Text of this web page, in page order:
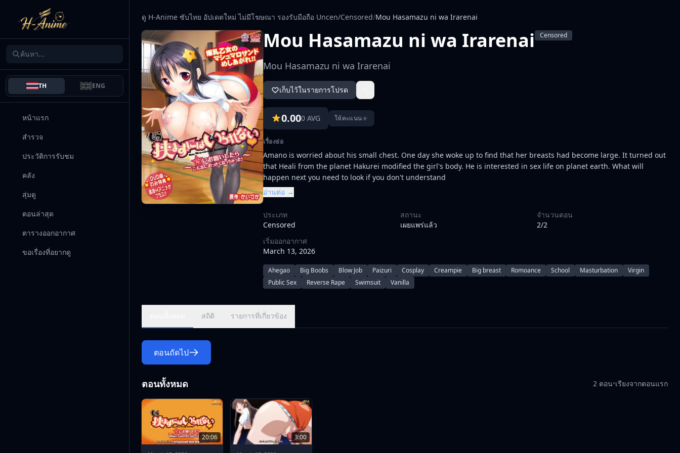
TH ENG
หน้าแรก
สำรวจ
ประวัติการรับชม
คลัง
สุ่มดู
ตอนล่าสุด
ตารางออกอากาศ
ขอเรื่องที่อยากดู
ดู H-Anime ซับไทย อัปเดตใหม่ ไม่มีโฆษณา รองรับมือถือ Uncen/Censored/Mou Hasamazu ni wa Irarenai
Mou Hasamazu ni wa Irarenai Censored
Mou Hasamazu ni wa Irarenai
เก็บไว้ในรายการโปรด
0.000 AVG ให้คะแนน★
เรื่องย่อ
Amano is worried about his small chest. One day she woke up to find that her breasts had become large. It turned out
that Heali from the planet Hakurei modified the girl's body. He is interested in sex life on planet earth. What will
happen next you need to look if you don't understand
อ่านต่อ →
ประเภท
Censored
สถานะ
เผยแพร่แล้ว
จำนวนตอน
2/2
เริ่มออกอากาศ
March 13, 2026
Ahegao Big Boobs Blow Job Paizuri Cosplay Creampie Big breast Romoance School Masturbation
Virgin
Public Sex
Reverse Rape Swimsuit Vanilla
สถิติ รายการที่เกี่ยวข้อง
ตอนถัดไป
ตอนทั้งหมด 2 ตอน•เรียงจากตอนแรก
20:06 3:00